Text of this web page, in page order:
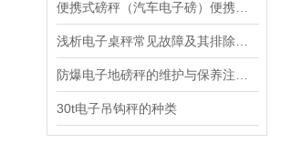
30t电子吊钩秤的种类